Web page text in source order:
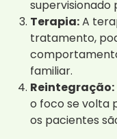
supervisionado
Terapia:A
tratamento,
familiar.
Reintegração:
o foco se volta
os pacientes